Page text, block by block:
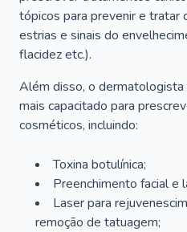
tópicos para prevenir e tratar
estrias e sinais do
flacidez etc.).
Além disso, o
mais capacitado para
cosméticos, incluindo:
Toxina botulínica;
Preenchimento facial e
Laser para
remoção de tatuagem;